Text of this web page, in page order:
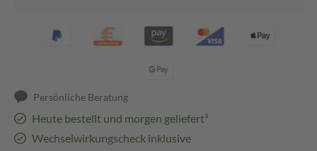
Persönliche Beratung
Heute bestellt und morgen geliefert³
Wechselwirkungscheck inklusive